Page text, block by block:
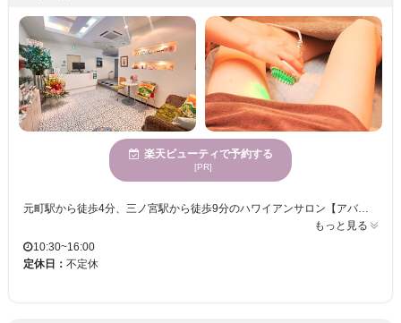
楽天ビューティで予約する
[PR]
元町駅から徒歩4分、三ノ宮駅から徒歩9分のハワイアンサロン【アバサアイナ】 ワイキキビーチ沿いにある老舗ホテル内にある人気スパ【アバサスパ】の姉妹店が神戸に！！当サロンは、ハワイを思わせる内装やBGM・香りで日常から離れた癒しのリゾート空間☆ ハワイ産オーガニックオイルの【ロミロミリンパマッサージ】をはじめ、大人気の【脱毛】来店前のシェービングなし！ジェル不使用で脱・不快感！！ 最先端【フェムケア/デリケートゾーンケア】や、最新のマシン搭載のボディ・フェイシャルケア！！少し空いた時間にドライヘッドスパもオススメ！！ もちろんハワイ直産のオーガニックのコスメもお取り扱いしております☆ 気になる部位に集中ケア★全身ケア★理想の美ボディへと導きます！ 個室完備のプライベート重視ですので、ご安心ください♪
もっと見る
10:30~16:00
定休日： 不定休